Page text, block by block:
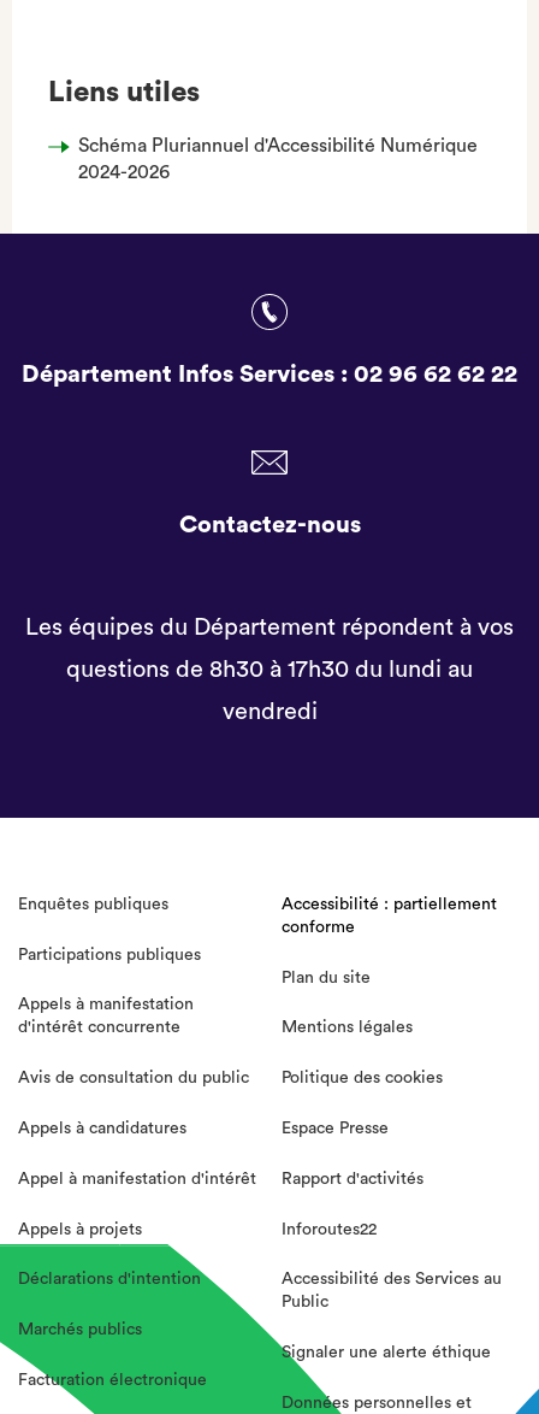
Liens utiles
Schéma Pluriannuel d'Accessibilité Numérique
2024-2026
Département Infos Services : 02 96 62 62 22
Contactez-nous
Les équipes du Département répondent à vos
questions de 8h30 à 17h30 du lundi au
vendredi
Enquêtes publiques
Participations publiques
Appels à manifestation
d'intérêt concurrente
Avis de consultation du public
Appels à candidatures
Appel à manifestation d'intérêt
Appels à projets
Déclarations d'intention
Marchés publics
Facturation électronique
Accessibilité : partiellement
conforme
Plan du site
Mentions légales
Politique des cookies
Espace Presse
Rapport d'activités
Inforoutes22
Accessibilité des Services au
Public
Signaler une alerte éthique
Données personnelles et